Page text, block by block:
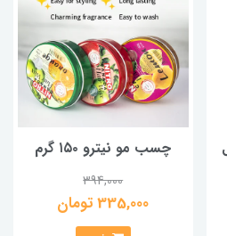
چسب مو نیترو ۱۵۰ گرم
394,000
335,000 تومان